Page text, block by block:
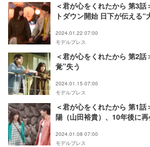
＜君が心をくれたから 第3
トダウン開始 日下が伝える“
2024.01.22 07:00
モデルプレス
＜君が心をくれたから 第2
覚”失う
2024.01.15 07:00
モデルプレス
＜君が心をくれたから 第1
陽（山田裕貴）、10年後に
2024.01.08 07:00
モデルプレス